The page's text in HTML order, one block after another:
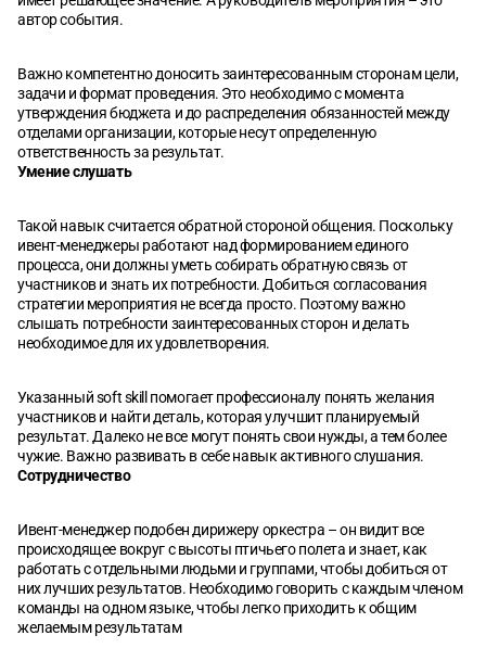
автор события.
Важно компетентно доносить заинтересованным сторонам цели,
задачи и формат проведения. Это необходимо с момента
утверждения бюджета и до распределения обязанностей между
отделами организации, которые несут определенную
ответственность за результат.
Умение слушать
Такой навык считается обратной стороной общения. Поскольку
ивент-менеджеры работают над формированием единого
процесса, они должны уметь собирать обратную связь от
участников и знать их потребности. Добиться согласования
стратегии мероприятия не всегда просто. Поэтому важно
слышать потребности заинтересованных сторон и делать
необходимое для их удовлетворения.
Указанный soft skill помогает профессионалу понять желания
участников и найти деталь, которая улучшит планируемый
результат. Далеко не все могут понять свои нужды, а тем более
чужие. Важно развивать в себе навык активного слушания.
Сотрудничество
Ивент-менеджер подобен дирижеру оркестра – он видит все
происходящее вокруг с высоты птичьего полета и знает, как
работать с отдельными людьми и группами, чтобы добиться от
них лучших результатов. Необходимо говорить с каждым членом
команды на одном языке, чтобы легко приходить к общим
желаемым результатам